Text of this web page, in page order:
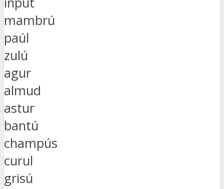
mambrú
paúl
zulú
agur
almud
astur
bantú
champús
curul
grisú